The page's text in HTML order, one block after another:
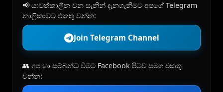
📢 යාවත්කාලීන වන සැනින් දැනගැනීමට අපගේ Telegram
නාලිකාවට එකතු වන්න:
Join Telegram Channel
👥 අප හා සම්බන්ධ වීමට Facebook පිටුව සමග එකතු
වන්න: